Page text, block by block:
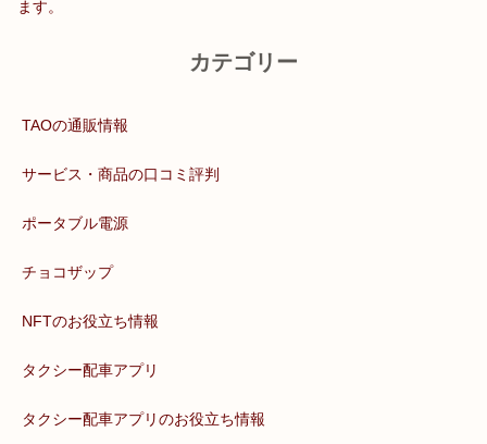
ます。
カテゴリー
TAOの通販情報
サービス・商品の口コミ評判
ポータブル電源
チョコザップ
NFTのお役立ち情報
タクシー配車アプリ
タクシー配車アプリのお役立ち情報